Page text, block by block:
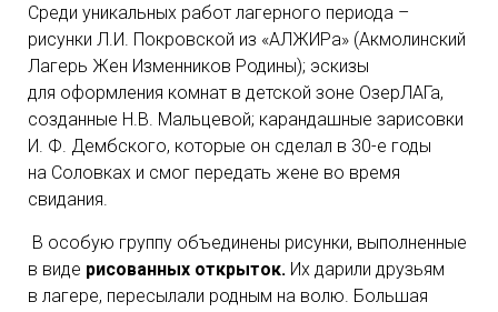
Среди уникальных работ лагерного периода –
рисунки Л.И. Покровской из «АЛЖИРа» (Акмолинский
Лагерь Жен Изменников Родины); эскизы
для оформления комнат в детской зоне ОзерЛАГа,
созданные Н.В. Мальцевой; карандашные зарисовки
И. Ф. Дембского, которые он сделал в 30-е годы
на Соловках и смог передать жене во время
свидания.
В особую группу объединены рисунки, выполненные
в виде рисованных открыток. Их дарили друзьям
в лагере, пересылали родным на волю. Большая